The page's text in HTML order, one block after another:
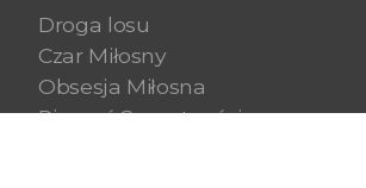
Droga losu
Czar Miłosny
Obsesja Miłosna
Pieczęć Samotności